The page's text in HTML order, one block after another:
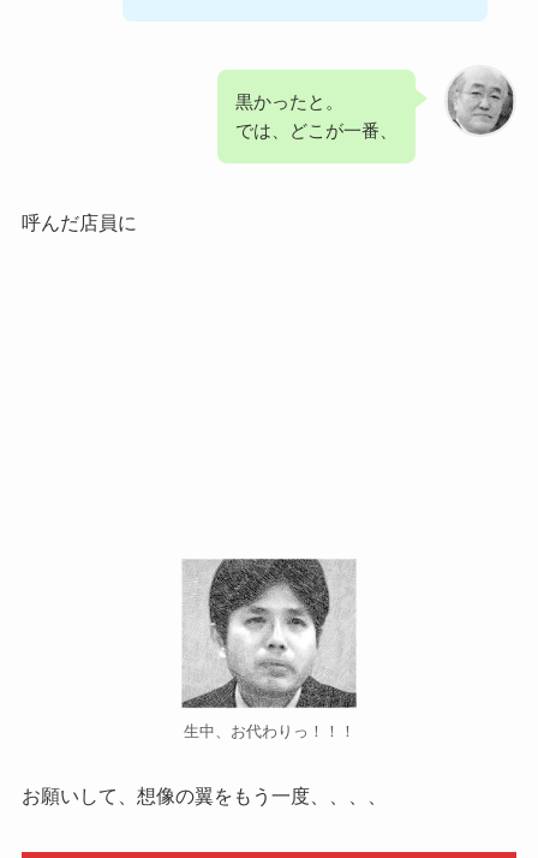
黒かったと。
では、どこが一番、
呼んだ店員に
生中、お代わりっ！！！
お願いして、想像の翼をもう一度、、、、